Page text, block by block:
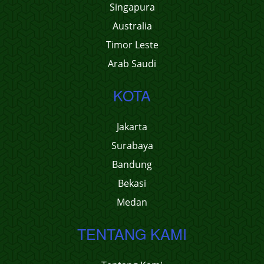
Singapura
Australia
Timor Leste
Arab Saudi
KOTA
Jakarta
Surabaya
Bandung
Bekasi
Medan
TENTANG KAMI